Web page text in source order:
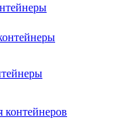
контейнеров